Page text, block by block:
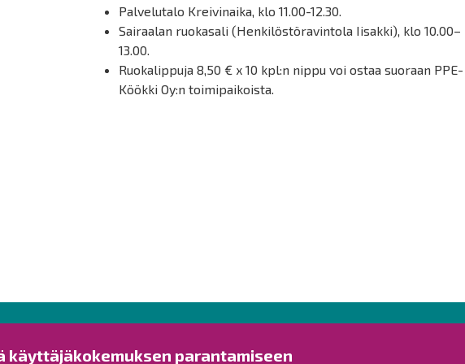
käyttäjäkokemuksen parantamiseen
Palvelutalo Kreivinaika, klo 11.00-12.30.
Sairaalan ruokasali (Henkilöstöravintola Iisakki), klo 10.00–
13.00.
Ruokalippuja 8,50 € x 10 kpl:n nippu voi ostaa suoraan PPE-
Köökki Oy:n toimipaikoista.
Ota yhteyttä!